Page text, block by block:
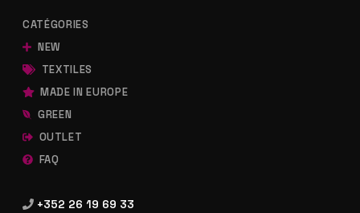
CATÉGORIES
NEW
TEXTILES
MADE IN EUROPE
GREEN
OUTLET
FAQ
+352 26 19 69 33